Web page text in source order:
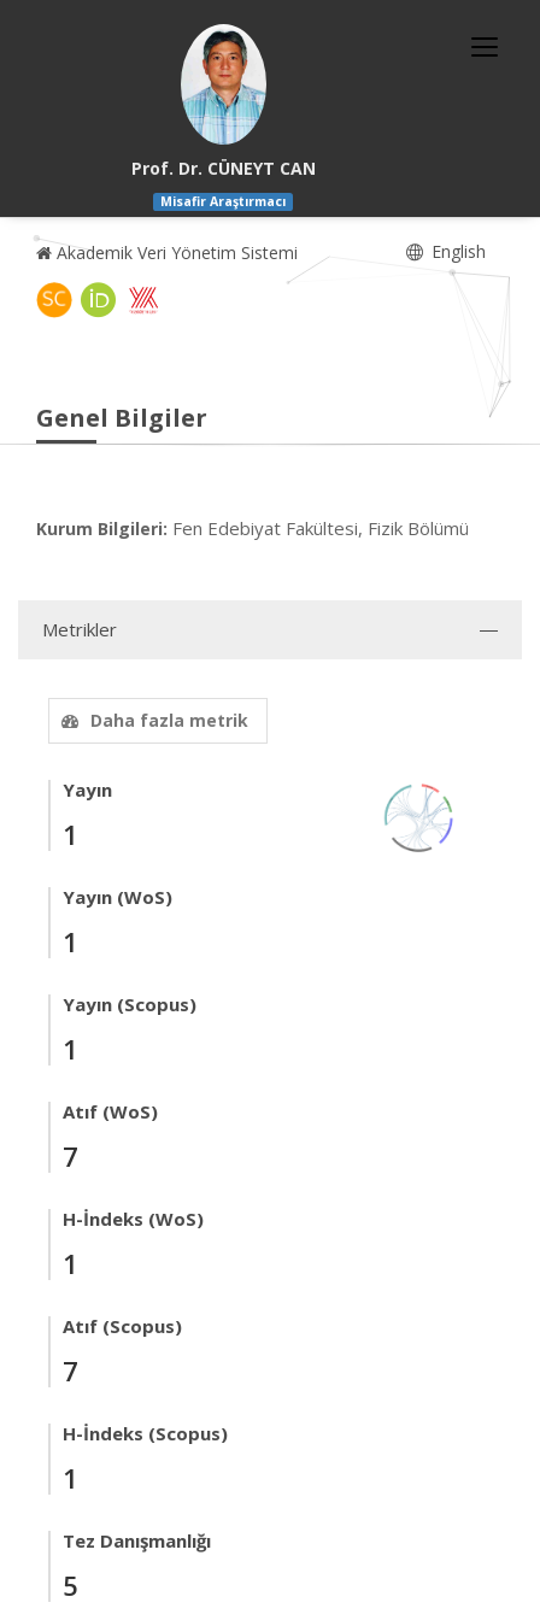
Prof. Dr. CÜNEYT CAN
Misafir Araştırmacı
Akademik Veri Yönetim Sistemi English
Genel Bilgiler
Kurum Bilgileri: Fen Edebiyat Fakültesi, Fizik Bölümü
Metrikler
Daha fazla metrik
Yayın
1
Yayın (WoS)
1
Yayın (Scopus)
1
Atıf (WoS)
7
H-İndeks (WoS)
1
Atıf (Scopus)
7
H-İndeks (Scopus)
1
Tez Danışmanlığı
5